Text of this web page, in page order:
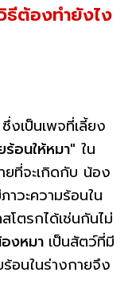
ต้องทำยังไง
ซึ่งเป็นเพจที่เลี้ยง
ร้อนให้หมา" ใน
ที่จะเกิดกับ น้อง
าวะความร้อนใน
โตรกได้เช่นกันไม่
งหมา เป็นสัตว์ที่มี
อนในร่างกายจึง